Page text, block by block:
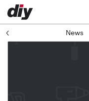
News